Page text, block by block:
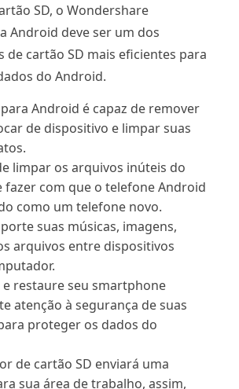
SD, o Wondershare
Android deve ser um dos
de cartão SD mais eficientes para
do Android.
Android é capaz de remover
de dispositivo e limpar suas
limpar os arquivos inúteis do
fazer com que o telefone Android
como um telefone novo.
suas músicas, imagens,
arquivos entre dispositivos
e restaure seu smartphone
atenção à segurança de suas
proteger os dados do
de cartão SD enviará uma
sua área de trabalho, assim,